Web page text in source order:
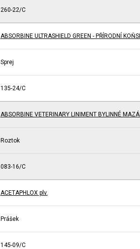
260-22/C
ABSORBINE ULTRASHIELD GREEN - PŘÍRODNÍ
Sprej
135-24/C
ABSORBINE VETERINARY LINIMENT BYLINNÉ
Roztok
083-16/C
ACETAPHLOX plv.
Prášek
145-09/C